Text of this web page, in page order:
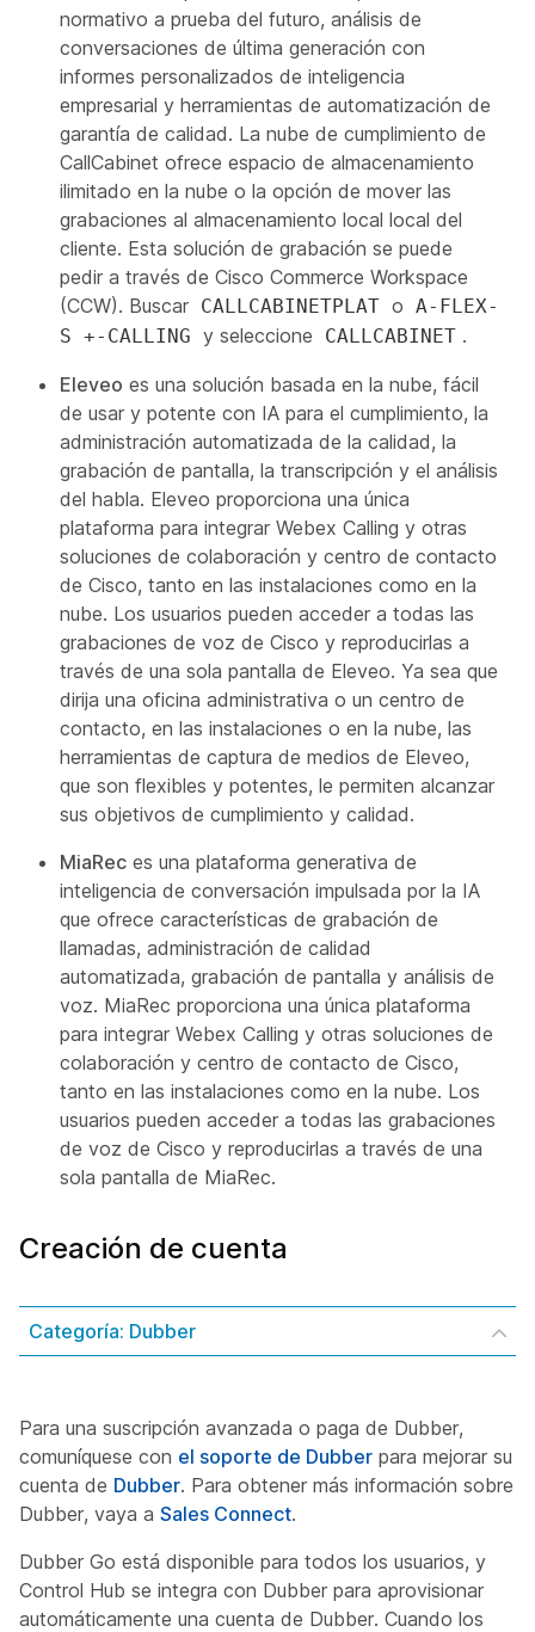
normativo a prueba del futuro, análisis de
conversaciones de última generación con
informes personalizados de inteligencia
empresarial y herramientas de automatización de
garantía de calidad. La nube de cumplimiento de
CallCabinet ofrece espacio de almacenamiento
ilimitado en la nube o la opción de mover las
grabaciones al almacenamiento local local del
cliente. Esta solución de grabación se puede
pedir a través de Cisco Commerce Workspace
(CCW). Buscar CALLCABINETPLAT o A-FLEX-
S +-CALLING y seleccione CALLCABINET .
Eleveo es una solución basada en la nube, fácil
de usar y potente con IA para el cumplimiento, la
administración automatizada de la calidad, la
grabación de pantalla, la transcripción y el análisis
del habla. Eleveo proporciona una única
plataforma para integrar Webex Calling y otras
soluciones de colaboración y centro de contacto
de Cisco, tanto en las instalaciones como en la
nube. Los usuarios pueden acceder a todas las
grabaciones de voz de Cisco y reproducirlas a
través de una sola pantalla de Eleveo. Ya sea que
dirija una oficina administrativa o un centro de
contacto, en las instalaciones o en la nube, las
herramientas de captura de medios de Eleveo,
que son flexibles y potentes, le permiten alcanzar
sus objetivos de cumplimiento y calidad.
MiaRec es una plataforma generativa de
inteligencia de conversación impulsada por la IA
que ofrece características de grabación de
llamadas, administración de calidad
automatizada, grabación de pantalla y análisis de
voz. MiaRec proporciona una única plataforma
para integrar Webex Calling y otras soluciones de
colaboración y centro de contacto de Cisco,
tanto en las instalaciones como en la nube. Los
usuarios pueden acceder a todas las grabaciones
de voz de Cisco y reproducirlas a través de una
sola pantalla de MiaRec.
Creación de cuenta
Categoría: Dubber
Para una suscripción avanzada o paga de Dubber,
comuníquese con el soporte de Dubber para mejorar su
cuenta de Dubber. Para obtener más información sobre
Dubber, vaya a Sales Connect.
Dubber Go está disponible para todos los usuarios, y
Control Hub se integra con Dubber para aprovisionar
automáticamente una cuenta de Dubber. Cuando los